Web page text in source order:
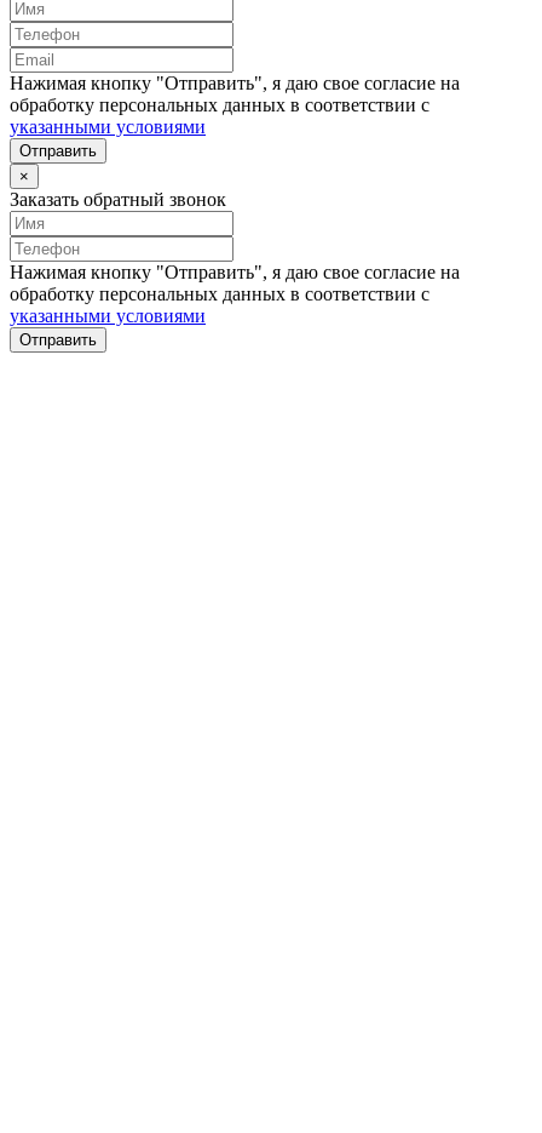
Нажимая кнопку "Отправить", я даю свое согласие на
обработку персональных данных в соответствии с
указанными условиями
Отправить
×
Заказать обратный звонок
Нажимая кнопку "Отправить", я даю свое согласие на
обработку персональных данных в соответствии с
указанными условиями
Отправить